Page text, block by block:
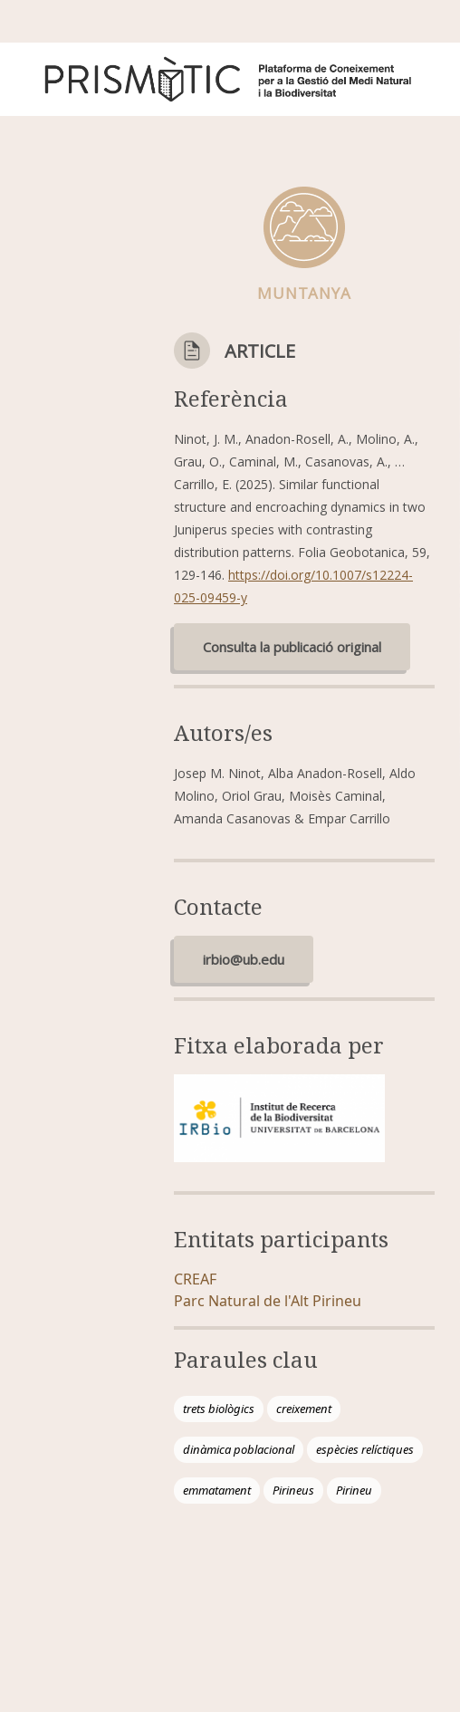
MUNTANYA
ARTICLE
Referència
Ninot, J. M., Anadon-Rosell, A., Molino, A.,
Grau, O., Caminal, M., Casanovas, A., …
Carrillo, E. (2025). Similar functional
structure and encroaching dynamics in two
Juniperus species with contrasting
distribution patterns. Folia Geobotanica, 59,
129-146. https://doi.org/10.1007/s12224-
025-09459-y
Consulta la publicació original
Autors/es
Josep M. Ninot, Alba Anadon-Rosell, Aldo
Molino, Oriol Grau, Moisès Caminal,
Amanda Casanovas & Empar Carrillo
Contacte
irbio@ub.edu
Fitxa elaborada per
Entitats participants
CREAF
Parc Natural de l'Alt Pirineu
Paraules clau
trets biològics creixement
dinàmica poblacional espècies relíctiques
emmatament Pirineus Pirineu